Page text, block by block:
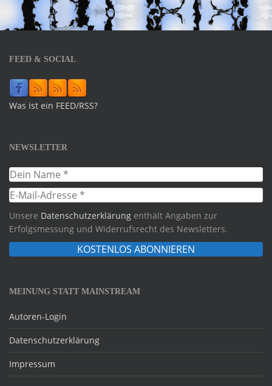
FEED & SOCIAL
Was ist ein FEED/RSS?
NEWSLETTER
Unsere Datenschutzerklärung enthält Angaben zur
Erfolgsmessung und Widerrufsrecht des Newsletters.
MEINUNG STATT MAINSTREAM
Autoren-Login
Datenschutzerklärung
Impressum